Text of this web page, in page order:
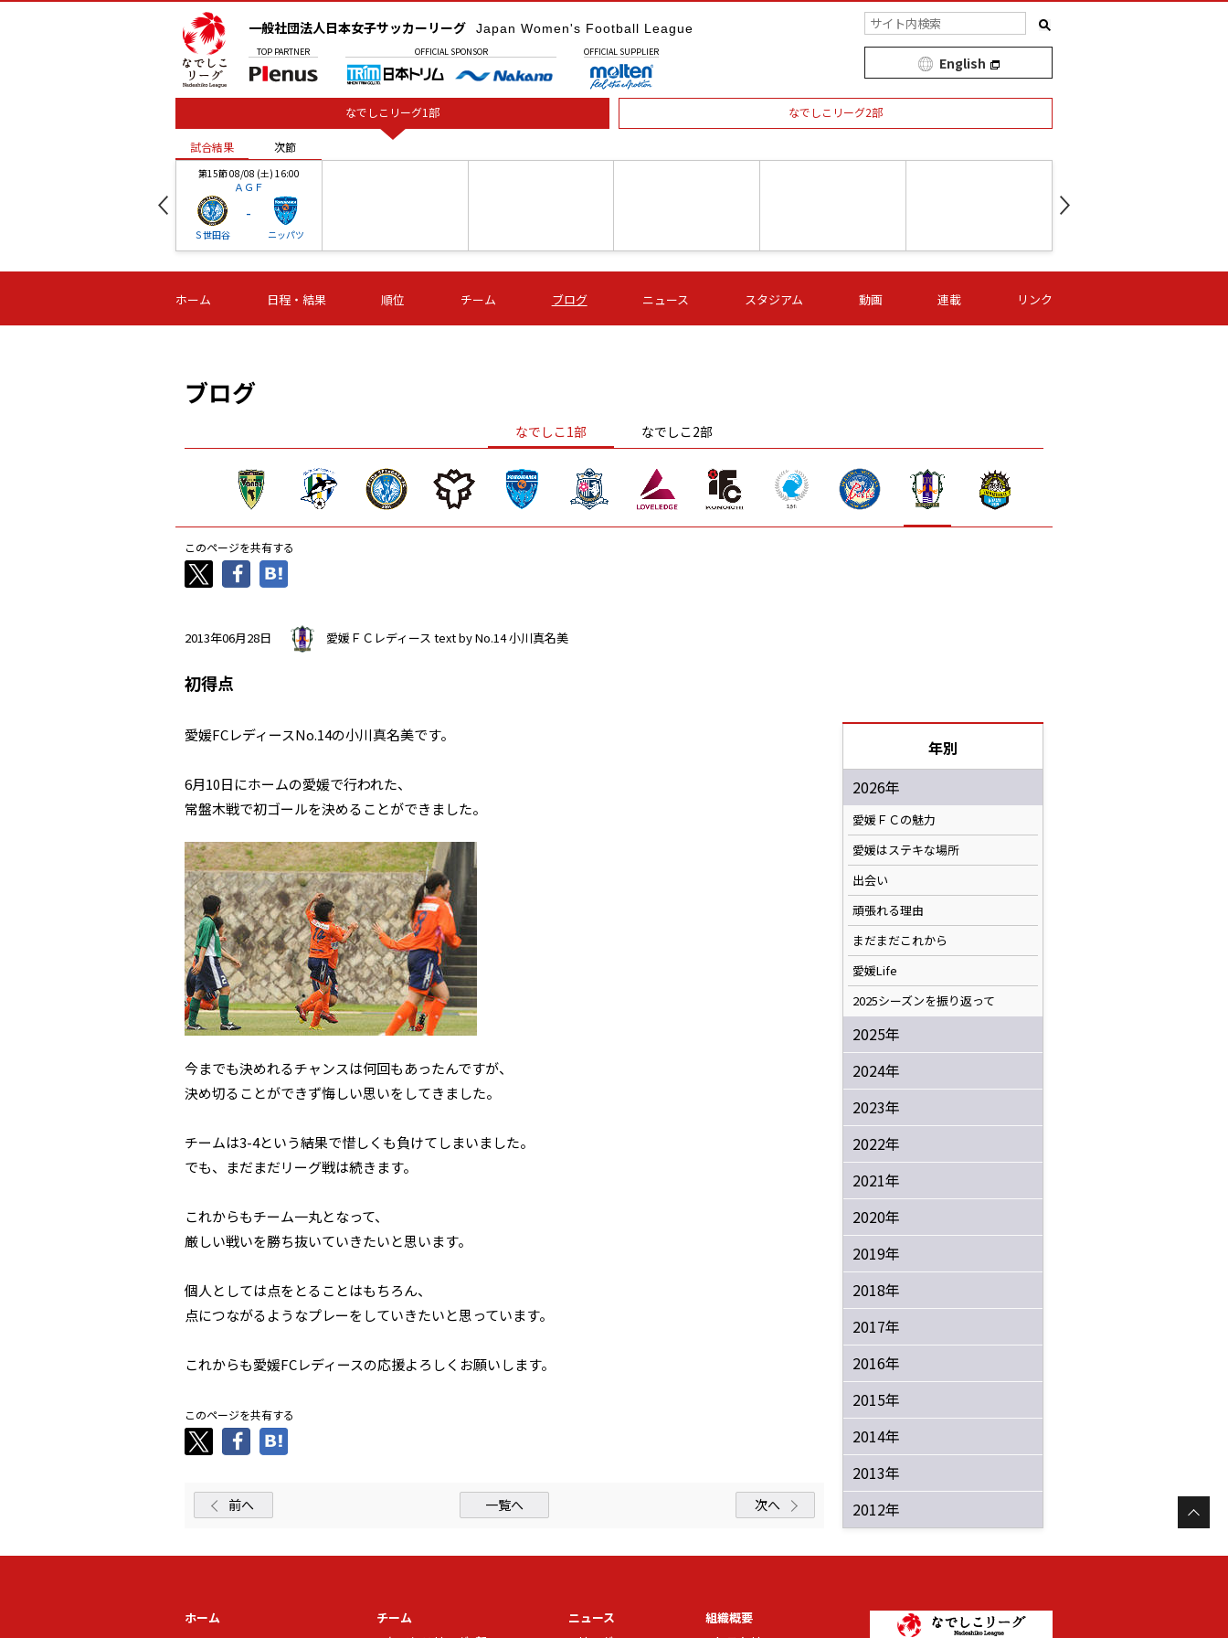
一般社団法人日本女子サッカーリーグ Japan Women's Football League
TOP PARTNER OFFICIAL SPONSOR OFFICIAL SUPPLIER
English
なでしこリーグ1部 なでしこリーグ2部
試合結果 次節
第15節 08/08 (土) 16:00
ＡＧＦ
Ｓ世田谷
-
ニッパツ
-
第16節 09/05 (土) 15:00
ニッパツ
-
第16節 09/05 (土) 15:00
石人の星
-
第16節 09/05 (土) 16:00
ＡＧＦ
-
いちご
-
第16節 09/06 (日) 15:00
-
第16節 09/06 (日) 15:00
- -
試合結果 次節
ホーム 日程・結果 順位 チーム ブログ ニュース スタジアム 動画 連載 リンク
ブログ
なでしこ1部 なでしこ2部
このページを共有する
2013年06月28日 愛媛ＦＣレディース text by No.14 小川真名美
初得点
愛媛FCレディースNo.14の小川真名美です。
6月10日にホームの愛媛で行われた、
常盤木戦で初ゴールを決めることができました。
今までも決めれるチャンスは何回もあったんですが、
決め切ることができず悔しい思いをしてきました。
チームは3-4という結果で惜しくも負けてしまいました。
でも、まだまだリーグ戦は続きます。
これからもチーム一丸となって、
厳しい戦いを勝ち抜いていきたいと思います。
個人としては点をとることはもちろん、
点につながるようなプレーをしていきたいと思っています。
これからも愛媛FCレディースの応援よろしくお願いします。
このページを共有する
前へ 一覧へ 次へ
年別
2026年
愛媛ＦＣの魅力
愛媛はステキな場所
出会い
頑張れる理由
まだまだこれから
愛媛Life
2025シーズンを振り返って
2025年
2024年
2023年
2022年
2021年
2020年
2019年
2018年
2017年
2016年
2015年
2014年
2013年
2012年
ホーム
チーム
ニュース
組織概要